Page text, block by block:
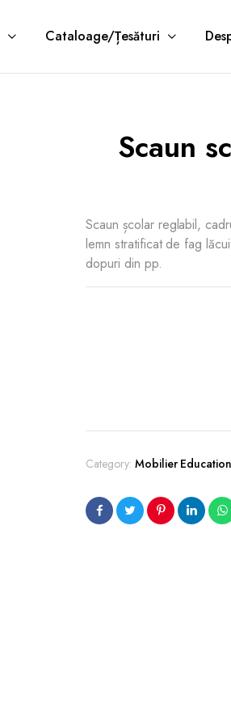
Cataloage/Țesături
Scaun
Scaun școlar reglabil,
lemn stratificat de fag
dopuri din pp.
Category: Mobilier